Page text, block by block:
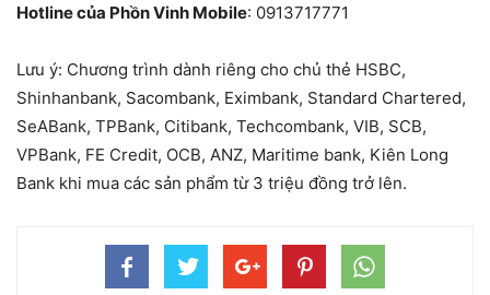
Hotline của Phồn Vinh Mobile: 0913717771
Lưu ý: Chương trình dành riêng cho chủ thẻ HSBC,
Shinhanbank, Sacombank, Eximbank, Standard Chartered,
SeABank, TPBank, Citibank, Techcombank, VIB, SCB,
VPBank, FE Credit, OCB, ANZ, Maritime bank, Kiên Long
Bank khi mua các sản phẩm từ 3 triệu đồng trở lên.